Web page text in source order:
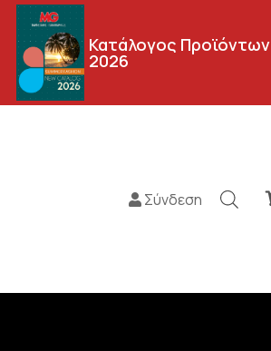
Κατάλογος Προϊόντων
2026
Σύνδεση